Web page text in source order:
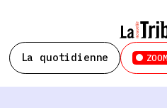
La quotidienne